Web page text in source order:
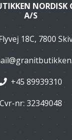
NORDISK
A/S
18C, 7800
+45 89939310
Cvr-nr: 32349048